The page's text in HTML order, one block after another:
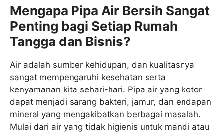
Mengapa Pipa Air Bersih Sangat
Penting bagi Setiap Rumah
Tangga dan Bisnis?
Air adalah sumber kehidupan, dan kualitasnya
sangat mempengaruhi kesehatan serta
kenyamanan kita sehari-hari. Pipa air yang kotor
dapat menjadi sarang bakteri, jamur, dan endapan
mineral yang mengakibatkan berbagai masalah.
Mulai dari air yang tidak higienis untuk mandi atau